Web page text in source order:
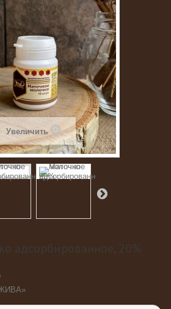
Увеличить
адсорбированное, 20%